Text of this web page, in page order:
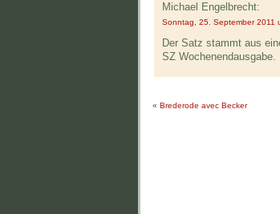
Michael Engelbrecht:
Sonntag, 25. September 2011
Der Satz stammt aus
SZ Wochenendausgabe.
« Brederode avec Becker